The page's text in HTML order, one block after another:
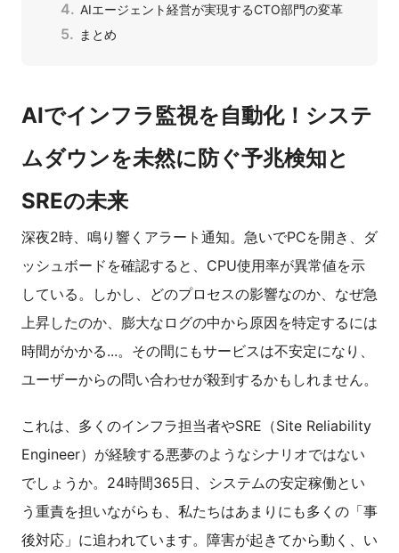
AIエージェント経営が実現するCTO部門の変革
まとめ
AIでインフラ監視を自動化！システ
ムダウンを未然に防ぐ予兆検知と
SREの未来
深夜2時、鳴り響くアラート通知。急いでPCを開き、ダ
ッシュボードを確認すると、CPU使用率が異常値を示
している。しかし、どのプロセスの影響なのか、なぜ急
上昇したのか、膨大なログの中から原因を特定するには
時間がかかる...。その間にもサービスは不安定になり、
ユーザーからの問い合わせが殺到するかもしれません。
これは、多くのインフラ担当者やSRE（Site Reliability
Engineer）が経験する悪夢のようなシナリオではない
でしょうか。24時間365日、システムの安定稼働とい
う重責を担いながらも、私たちはあまりにも多くの「事
後対応」に追われています。障害が起きてから動く、い